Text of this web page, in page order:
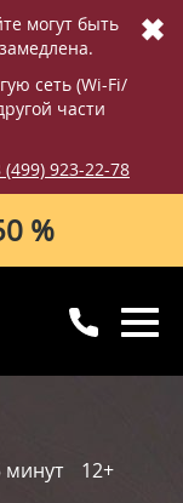
могут быть
сеть (Wi-Fi/
части
(499) 923-22-78
✖
%
минут 12+